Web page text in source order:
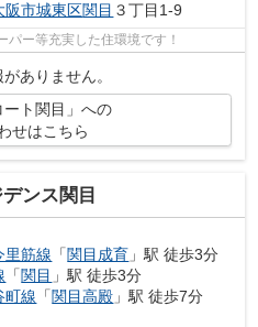
阪市城東区関目 ３丁目1-9
ー等充実した住環境です！
ありません。
ート関目」への
せはこちら
ンス関目
里筋線 「関目成育 」駅 徒歩3分
「関目 」駅 徒歩3分
町線 「関目高殿 」駅 徒歩7分